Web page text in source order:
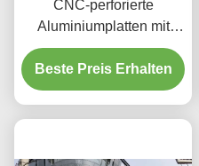
CNC-perforierte
Aluminiumplatten mit
3003 H14/H24-Legierung
und PVDF-Beschichtung
für Fassaden
Beste Preis Erhalten